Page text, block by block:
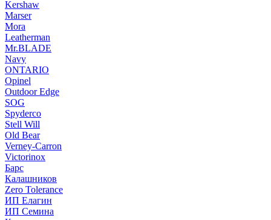
Kershaw
Marser
Mora
Leatherman
Mr.BLADE
Navy
ONTARIO
Opinel
Outdoor Edge
SOG
Spyderco
Stell Will
Old Bear
Verney-Carron
Victorinox
Барс
Калашников
Zero Tolerance
ИП Елагин
ИП Семина